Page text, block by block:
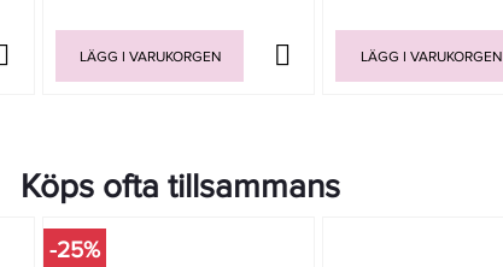
LÄGG I VARUKORGEN LÄGG I VARUKORGEN
Köps ofta tillsammans
-25%